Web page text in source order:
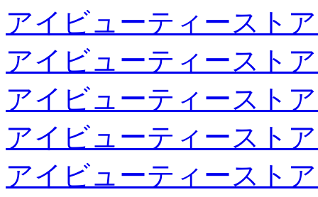
アイビューティースト
アイビューティースト
アイビューティースト
アイビューティースト
アイビューティースト